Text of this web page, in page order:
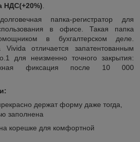
НДС(+20%)
папка-регистратор
для
в офисе. Такая папка
в бухгалтерском деле.
Vivida отличается запатентованным
для неизменно точного закрытия:
фиксация после 10 000
держат форму даже тогда,
заполнена
корешке для комфортной